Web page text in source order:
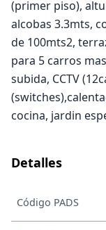
(primer piso),
alcobas 3.3mts,
de 100mts2,
para 5 carros
subida, CCTV
cocina, jardin
Detalles
Código PADS